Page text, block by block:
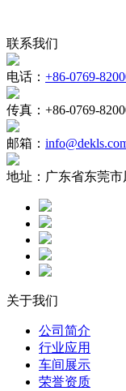
联系我们
电话： +86-0769-
传真： +86-0769-
邮箱：
地址： 广东省东莞
关于我们
公司简介
行业应用
车间展示
荣誉资质